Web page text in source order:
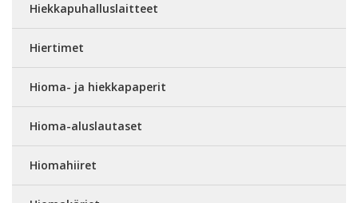
Hiekkapuhalluslaitteet
Hiertimet
Hioma- ja hiekkapaperit
Hioma-aluslautaset
Hiomahiiret